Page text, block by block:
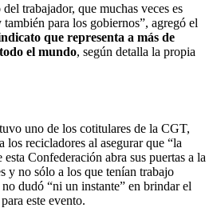
trabajador, que muchas veces es
para los gobiernos”, agregó el
que representa a más de
el mundo, según detalla la propia
uno de los cotitulares de la CGT,
recicladores al asegurar que “la
Confederación abra sus puertas a la
y no sólo a los que tenían trabajo
dudó “ni un instante” en brindar el
este evento.